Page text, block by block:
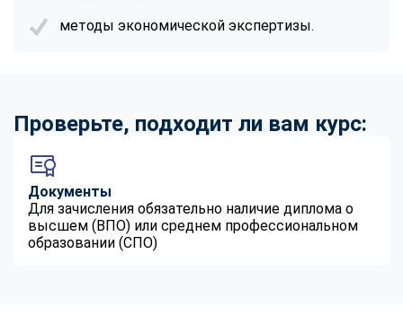
методы экономической экспертизы.
Проверьте, подходит ли вам курс:
Документы
Для зачисления обязательно наличие диплома о
высшем (ВПО) или среднем профессиональном
образовании (СПО)